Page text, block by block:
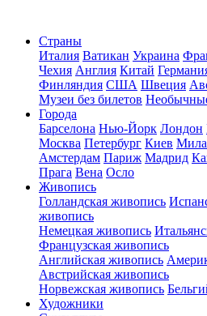
Страны
Италия Ватикан Украина
Чехия Англия Китай
Финляндия США Швеция
Музеи без билетов
Города
Барселона Нью-Йорк Лондон
Москва Петербург Киев
Амстердам Париж Мадрид
Прага Вена Осло
Живопись
Голландская живопись
живопись
Немецкая живопись
Французская живопись
Английская живопись
Австрийская живопись
Норвежская живопись
Художники